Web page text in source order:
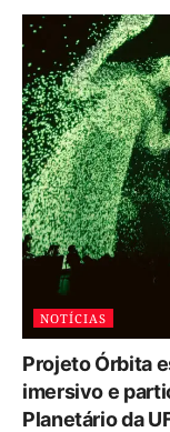
NOTÍCIAS
Projeto Órbita
imersivo e
Planetário da